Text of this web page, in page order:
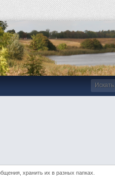
хранить их в разных папках.